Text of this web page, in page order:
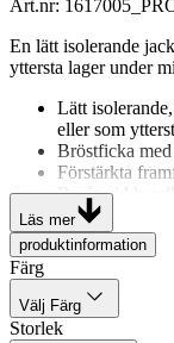
Art.nr:
En lätt isolerande
yttersta lager under
Lätt
eller som
Bröstficka
Förstärkta
Resår vid
En stor del
Material och
460 g/m2.
Certifierad enligt:
Läs mer
produktinformation
Färg
Välj Färg
Storlek